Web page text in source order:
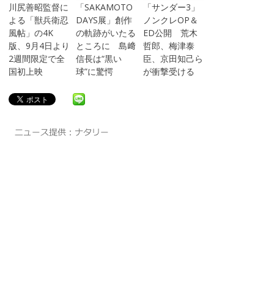
川尻善昭監督に
よる「獣兵衛忍
風帖」の4K
版、9月4日より
2週間限定で全
国初上映
「SAKAMOTO
DAYS展」創作
の軌跡がいたる
ところに 島﨑
信長は“黒い
球”に驚愕
「サンダー3」
ノンクレOP＆
ED公開 荒木
哲郎、梅津泰
臣、京田知己ら
が衝撃受ける